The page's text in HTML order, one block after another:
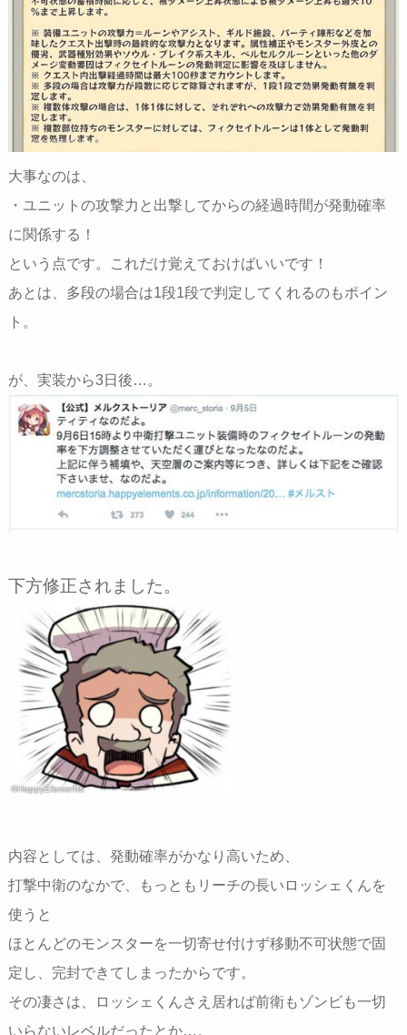
大事なのは、
・ユニットの攻撃力と出撃してからの経過時間が発動確率
に関係する！
という点です。これだけ覚えておけばいいです！
あとは、多段の場合は1段1段で判定してくれるのもポイン
ト。
が、実装から3日後…。
下方修正されました。
©HappyElements
内容としては、発動確率がかなり高いため、
打撃中衛のなかで、もっともリーチの長いロッシェくんを
使うと
ほとんどのモンスターを一切寄せ付けず移動不可状態で固
定し、完封できてしまったからです。
その凄さは、ロッシェくんさえ居れば前衛もゾンビも一切
いらないレベルだったとか…。